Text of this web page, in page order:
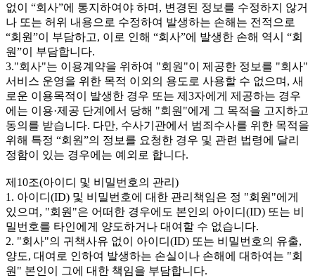
없이 “회사”에 통지하여야 하며, 변경된 정보를 수정하지 않거
나 또는 허위 내용으로 수정하여 발생하는 손해는 전적으로
“회원”이 부담하고, 이로 인해 “회사”에 발생한 손해 역시 “회
원”이 부담합니다.
3."회사"는 이용계약을 위하여 "회원"이 제공한 정보를 "회사"
서비스 운영을 위한 목적 이외의 용도로 사용할 수 없으며, 새
로운 이용목적이 발생한 경우 또는 제3자에게 제공하는 경우
에는 이용·제공 단계에서 당해 "회원"에게 그 목적을 고지하고
동의를 받습니다. 다만, 수사기관에서 범죄수사를 위한 목적을
위해 특정 “회원”의 정보를 요청한 경우 및 관련 법령에 달리
정함이 있는 경우에는 예외로 합니다.
제10조(아이디 및 비밀번호의 관리)
1. 아이디(ID) 및 비밀번호에 대한 관리책임은 정 "회원"에게
있으며, "회원"은 어떠한 경우에도 본인의 아이디(ID) 또는 비
밀번호를 타인에게 양도하거나 대여할 수 없습니다.
2. "회사"의 귀책사유 없이 아이디(ID) 또는 비밀번호의 유출,
양도, 대여로 인하여 발생하는 손실이나 손해에 대하여는 "회
원" 본인이 그에 대한 책임을 부담합니다.